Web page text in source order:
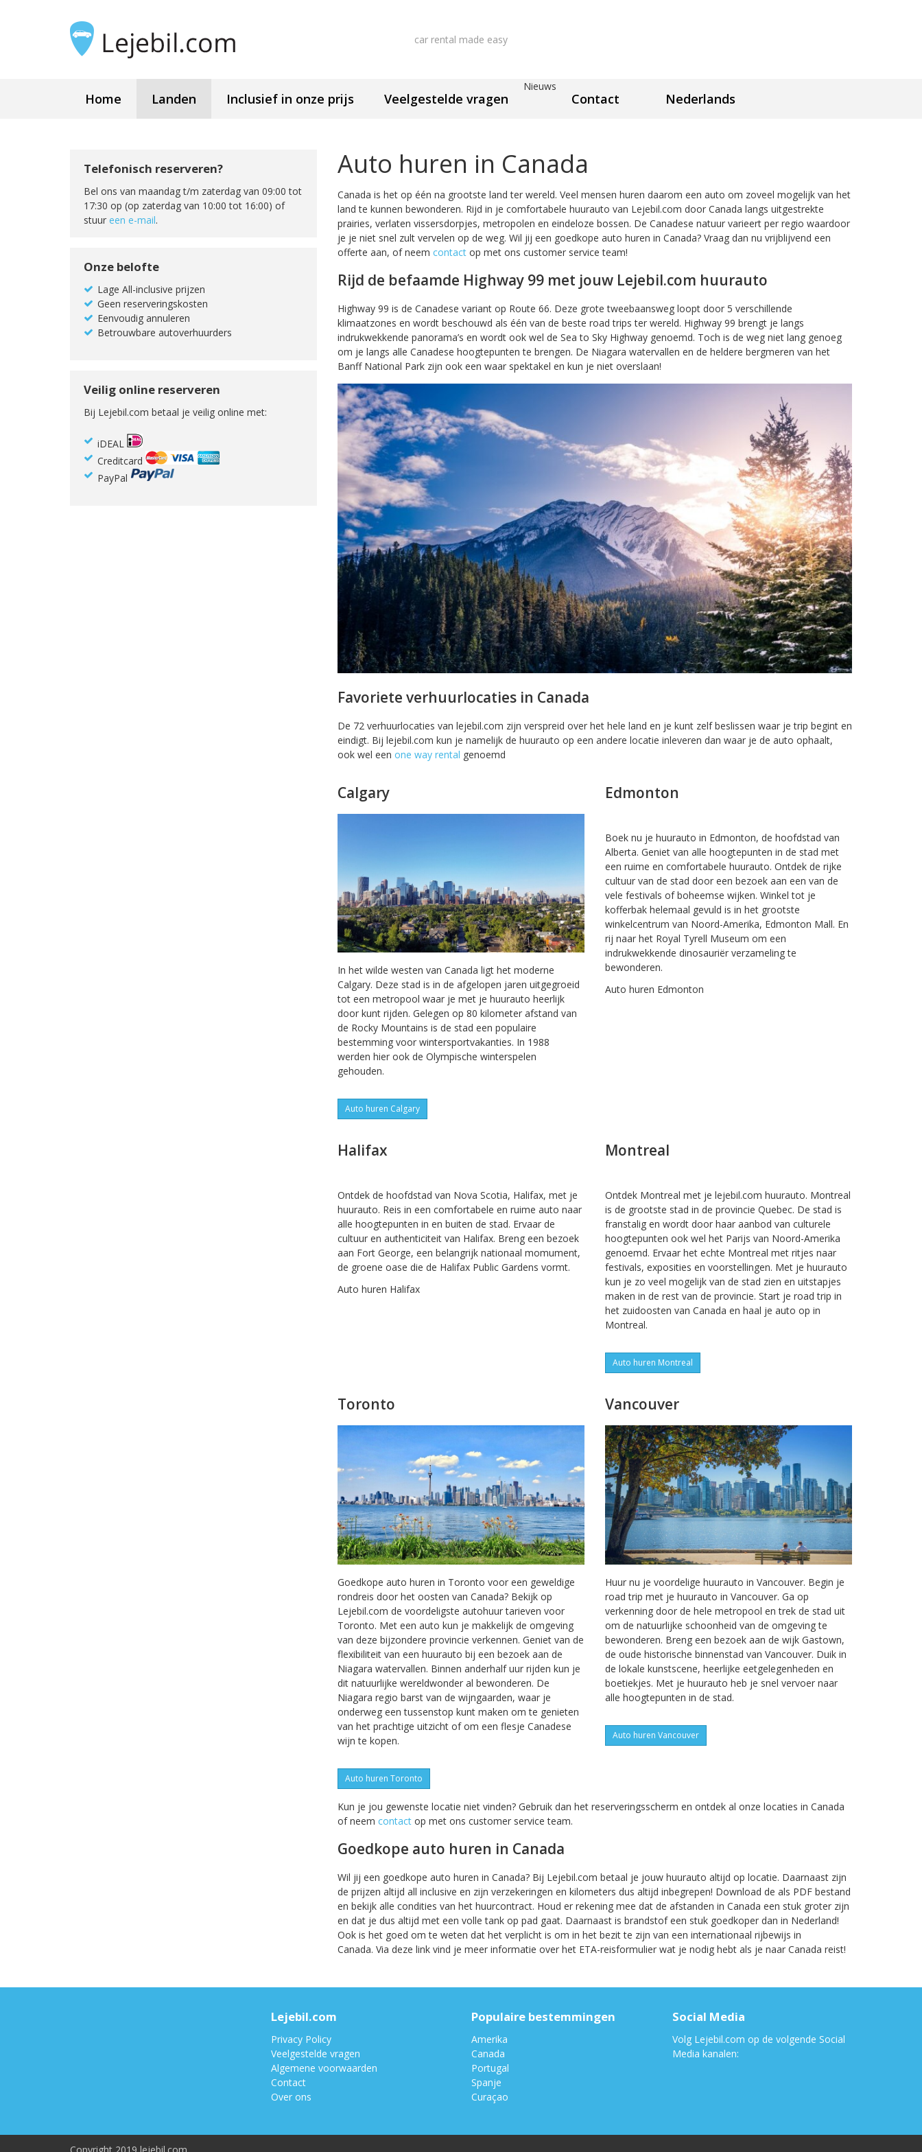
car rental made easy
Home Landen Inclusief in onze prijs Veelgestelde vragen
Nieuws
Contact Nederlands
Telefonisch reserveren?
Bel ons van maandag t/m zaterdag van 09:00 tot
17:30 op (op zaterdag van 10:00 tot 16:00) of
stuur een e-mail.
Onze belofte
Lage All-inclusive prijzen
Geen reserveringskosten
Eenvoudig annuleren
Betrouwbare autoverhuurders
Veilig online reserveren
Bij Lejebil.com betaal je veilig online met:
iDEAL
Creditcard
PayPal
Auto huren in Canada
Canada is het op één na grootste land ter wereld. Veel mensen huren daarom een auto om zoveel mogelijk van het
land te kunnen bewonderen. Rijd in je comfortabele huurauto van Lejebil.com door Canada langs uitgestrekte
prairies, verlaten vissersdorpjes, metropolen en eindeloze bossen. De Canadese natuur varieert per regio waardoor
je je niet snel zult vervelen op de weg. Wil jij een goedkope auto huren in Canada? Vraag dan nu vrijblijvend een
offerte aan, of neem contact op met ons customer service team!
Rijd de befaamde Highway 99 met jouw Lejebil.com huurauto
Highway 99 is de Canadese variant op Route 66. Deze grote tweebaansweg loopt door 5 verschillende
klimaatzones en wordt beschouwd als één van de beste road trips ter wereld. Highway 99 brengt je langs
indrukwekkende panorama’s en wordt ook wel de Sea to Sky Highway genoemd. Toch is de weg niet lang genoeg
om je langs alle Canadese hoogtepunten te brengen. De Niagara watervallen en de heldere bergmeren van het
Banff National Park zijn ook een waar spektakel en kun je niet overslaan!
Favoriete verhuurlocaties in Canada
De 72 verhuurlocaties van lejebil.com zijn verspreid over het hele land en je kunt zelf beslissen waar je trip begint en
eindigt. Bij lejebil.com kun je namelijk de huurauto op een andere locatie inleveren dan waar je de auto ophaalt,
ook wel een one way rental genoemd
Calgary
In het wilde westen van Canada ligt het moderne
Calgary. Deze stad is in de afgelopen jaren uitgegroeid
tot een metropool waar je met je huurauto heerlijk
door kunt rijden. Gelegen op 80 kilometer afstand van
de Rocky Mountains is de stad een populaire
bestemming voor wintersportvakanties. In 1988
werden hier ook de Olympische winterspelen
gehouden.
Auto huren Calgary
Edmonton
Boek nu je huurauto in Edmonton, de hoofdstad van
Alberta. Geniet van alle hoogtepunten in de stad met
een ruime en comfortabele huurauto. Ontdek de rijke
cultuur van de stad door een bezoek aan een van de
vele festivals of boheemse wijken. Winkel tot je
kofferbak helemaal gevuld is in het grootste
winkelcentrum van Noord-Amerika, Edmonton Mall. En
rij naar het Royal Tyrell Museum om een
indrukwekkende dinosauriër verzameling te
bewonderen.
Auto huren Edmonton
Halifax
Ontdek de hoofdstad van Nova Scotia, Halifax, met je
huurauto. Reis in een comfortabele en ruime auto naar
alle hoogtepunten in en buiten de stad. Ervaar de
cultuur en authenticiteit van Halifax. Breng een bezoek
aan Fort George, een belangrijk nationaal momument,
de groene oase die de Halifax Public Gardens vormt.
Auto huren Halifax
Montreal
Ontdek Montreal met je lejebil.com huurauto. Montreal
is de grootste stad in de provincie Quebec. De stad is
franstalig en wordt door haar aanbod van culturele
hoogtepunten ook wel het Parijs van Noord-Amerika
genoemd. Ervaar het echte Montreal met ritjes naar
festivals, exposities en voorstellingen. Met je huurauto
kun je zo veel mogelijk van de stad zien en uitstapjes
maken in de rest van de provincie. Start je road trip in
het zuidoosten van Canada en haal je auto op in
Montreal.
Auto huren Montreal
Toronto
Goedkope auto huren in Toronto voor een geweldige
rondreis door het oosten van Canada? Bekijk op
Lejebil.com de voordeligste autohuur tarieven voor
Toronto. Met een auto kun je makkelijk de omgeving
van deze bijzondere provincie verkennen. Geniet van de
flexibiliteit van een huurauto bij een bezoek aan de
Niagara watervallen. Binnen anderhalf uur rijden kun je
dit natuurlijke wereldwonder al bewonderen. De
Niagara regio barst van de wijngaarden, waar je
onderweg een tussenstop kunt maken om te genieten
van het prachtige uitzicht of om een flesje Canadese
wijn te kopen.
Auto huren Toronto
Vancouver
Huur nu je voordelige huurauto in Vancouver. Begin je
road trip met je huurauto in Vancouver. Ga op
verkenning door de hele metropool en trek de stad uit
om de natuurlijke schoonheid van de omgeving te
bewonderen. Breng een bezoek aan de wijk Gastown,
de oude historische binnenstad van Vancouver. Duik in
de lokale kunstscene, heerlijke eetgelegenheden en
boetiekjes. Met je huurauto heb je snel vervoer naar
alle hoogtepunten in de stad.
Auto huren Vancouver
Kun je jou gewenste locatie niet vinden? Gebruik dan het reserveringsscherm en ontdek al onze locaties in Canada
of neem contact op met ons customer service team.
Goedkope auto huren in Canada
Wil jij een goedkope auto huren in Canada? Bij Lejebil.com betaal je jouw huurauto altijd op locatie. Daarnaast zijn
de prijzen altijd all inclusive en zijn verzekeringen en kilometers dus altijd inbegrepen! Download de als PDF bestand
en bekijk alle condities van het huurcontract. Houd er rekening mee dat de afstanden in Canada een stuk groter zijn
en dat je dus altijd met een volle tank op pad gaat. Daarnaast is brandstof een stuk goedkoper dan in Nederland!
Ook is het goed om te weten dat het verplicht is om in het bezit te zijn van een internationaal rijbewijs in
Canada. Via deze link vind je meer informatie over het ETA-reisformulier wat je nodig hebt als je naar Canada reist!
Lejebil.com
Privacy Policy
Veelgestelde vragen
Algemene voorwaarden
Contact
Over ons
Populaire bestemmingen
Amerika
Canada
Portugal
Spanje
Curaçao
Social Media
Volg Lejebil.com op de volgende Social
Media kanalen: